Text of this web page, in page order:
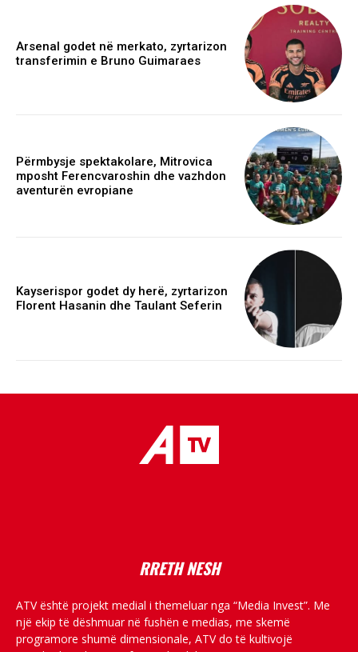
Arsenal godet në merkato, zyrtarizon
transferimin e Bruno Guimaraes
Përmbysje spektakolare, Mitrovica
mposht Ferencvaroshin dhe vazhdon
aventurën evropiane
Kayserispor godet dy herë, zyrtarizon
Florent Hasanin dhe Taulant Seferin
RRETH NESH
ATV është projekt medial i themeluar nga “Media Invest”. Me
një ekip të dëshmuar në fushën e medias, me skemë
programore shumë dimensionale, ATV do të kultivojë